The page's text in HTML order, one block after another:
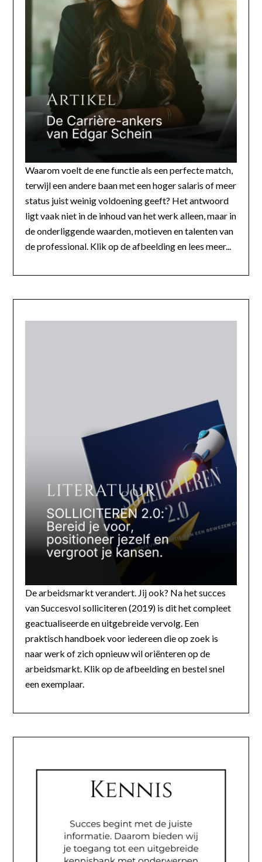
Waarom voelt de ene functie als een perfecte match,
terwijl een andere baan met een hoger salaris of meer
status juist weinig voldoening geeft? Het antwoord
ligt vaak niet in de inhoud van het werk alleen, maar in
de onderliggende waarden, motieven en talenten van
de professional. Klik op de afbeelding en lees meer...
De arbeidsmarkt verandert. Jij ook? Na het succes
van Succesvol solliciteren (2019) is dit het compleet
geactualiseerde en uitgebreide vervolg. Een
praktisch handboek voor iedereen die op zoek is
naar werk of zich opnieuw wil oriënteren op de
arbeidsmarkt. Klik op de afbeelding en bestel snel
een exemplaar.